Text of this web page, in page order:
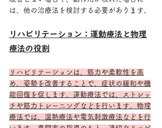
は、他の治療法を検討する必要があります。
リハビリテーション：運動療法と物理
療法の役割
リハビリテーションは、筋力や柔軟性を高
め、姿勢を改善することで、症状の緩和や機
能回復を促します。運動療法では、ストレッ
チや筋力トレーニングなどを行います。物理
療法では、温熱療法や電気刺激療法などを行